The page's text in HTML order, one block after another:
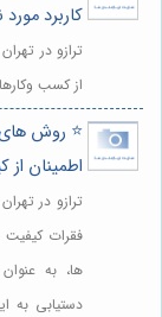
کاربرد
ترازو در
از کسب
⭐️ روش های
اطمینان
ترازو در
فقرات
ها، به
دستیابی به